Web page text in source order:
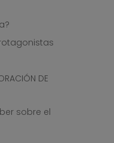
DE
sobre el